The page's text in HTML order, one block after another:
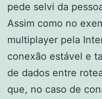
pede selvi da
Assim como no
multiplayer pela
conexão estável e
de dados entre
que, no caso de